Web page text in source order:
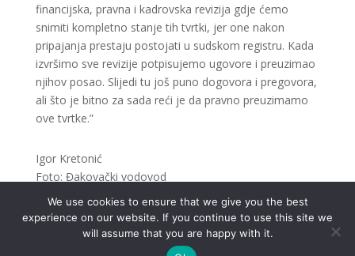
financijska, pravna i kadrovska revizija gdje ćemo
snimiti kompletno stanje tih tvrtki, jer one nakon
pripajanja prestaju postojati u sudskom registru. Kada
izvršimo sve revizije potpisujemo ugovore i preuzimao
njihov posao. Slijedi tu još puno dogovora i pregovora,
ali što je bitno za sada reći je da pravno preuzimamo
ove tvrtke.”
Igor Kretonić
Foto: Đakovački vodovod
We use cookies to ensure that we give you the best
experience on our website. If you continue to use this site we
will assume that you are happy with it.